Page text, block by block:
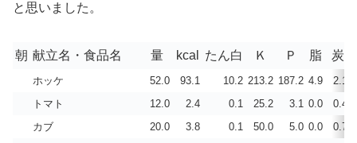
と思いました。
朝 献立名・食品名 量 kcal たん白 Ｋ Ｐ 脂 炭
ホッケ 52.0 93.1 10.2 213.2 187.2 4.9 2.1
トマト
12.0 2.4 0.1 25.2 3.1 0.0 0.4
カブ
20.0 3.8 0.1 50.0 5.0 0.0 0.7